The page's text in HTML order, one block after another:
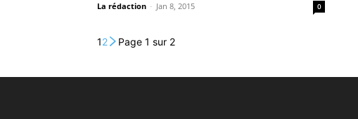
La rédaction - Jan 8, 2015 0
12 Page 1 sur 2